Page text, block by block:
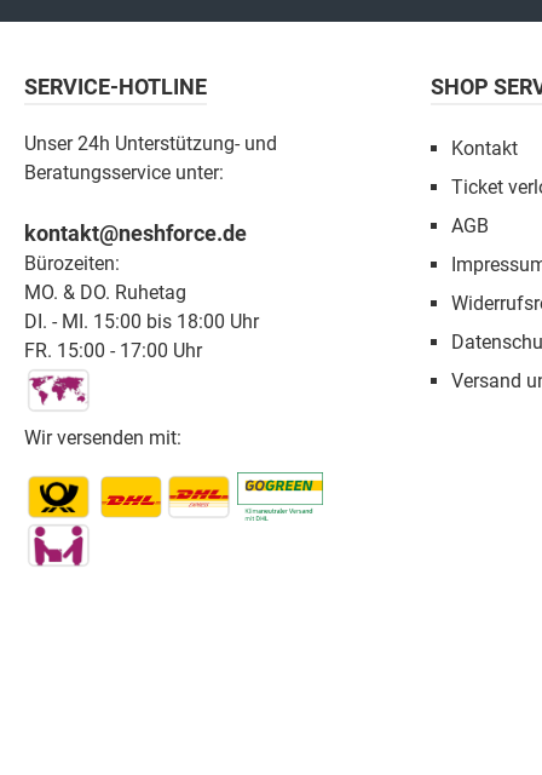
SERVICE-HOTLINE
Unser 24h Unterstützung- und
Beratungsservice unter:
kontakt@neshforce.de
Bürozeiten:
MO. & DO. Ruhetag
DI. - MI. 15:00 bis 18:00 Uhr
FR. 15:00 - 17:00 Uhr
Wir versenden mit:
SHOP
Kontakt
Ticket
AGB
Versand